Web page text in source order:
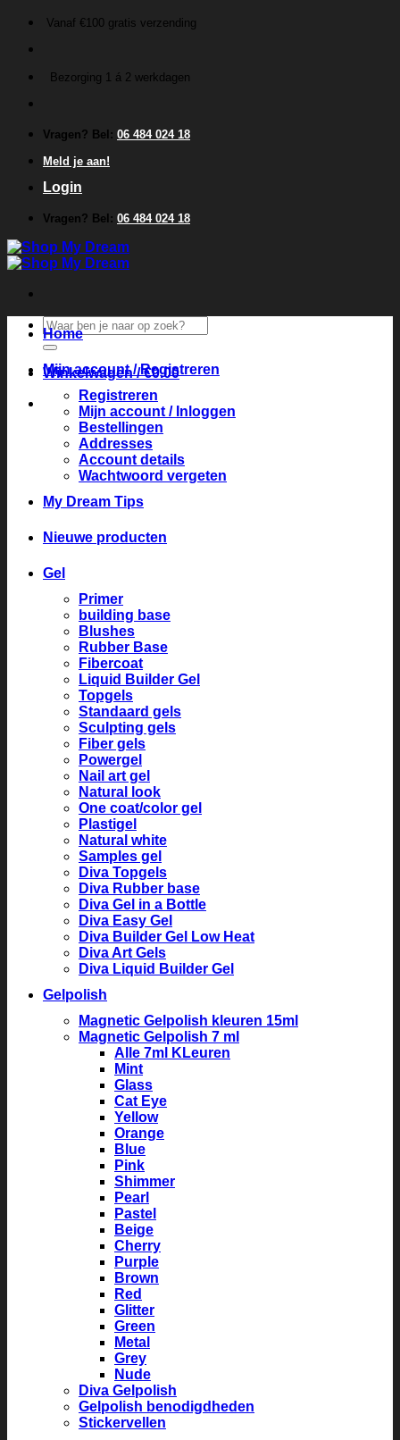
inhoud
Vanaf €100 gratis verzending
Bezorging 1 á 2 werkdagen
Vragen? Bel: 06 484 024 18
Meld je aan!
Login
Vragen? Bel: 06 484 024 18
Zoeken
naar:
Winkelwagen /€0.00
Home
Mijn account / Registreren
Registreren
Mijn account / Inloggen
Bestellingen
Addresses
Account details
Wachtwoord vergeten
My Dream Tips
Nieuwe producten
Gel
Primer
building base
Blushes
Rubber Base
Fibercoat
Liquid Builder Gel
Topgels
Standaard gels
Sculpting gels
Fiber gels
Powergel
Nail art gel
Natural look
One coat/color gel
Plastigel
Natural white
Samples gel
Diva Topgels
Diva Rubber base
Diva Gel in a Bottle
Diva Easy Gel
Diva Builder Gel Low Heat
Diva Art Gels
Diva Liquid Builder Gel
Gelpolish
Magnetic Gelpolish kleuren 15ml
Magnetic Gelpolish 7 ml
Alle 7ml KLeuren
Mint
Glass
Cat Eye
Yellow
Orange
Blue
Pink
Shimmer
Pearl
Pastel
Beige
Cherry
Purple
Brown
Red
Glitter
Green
Metal
Grey
Nude
Diva Gelpolish
Gelpolish benodigdheden
Stickervellen